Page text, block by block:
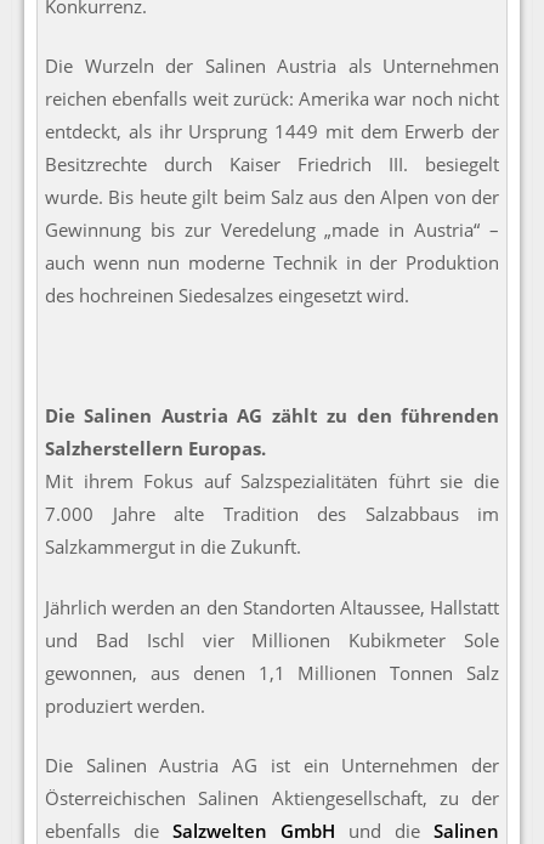
Konkurrenz.
Die Wurzeln der Salinen Austria als Unternehmen
reichen ebenfalls weit zurück: Amerika war noch nicht
entdeckt, als ihr Ursprung 1449 mit dem Erwerb der
Besitzrechte durch Kaiser Friedrich III. besiegelt
wurde. Bis heute gilt beim Salz aus den Alpen von der
Gewinnung bis zur Veredelung „made in Austria“ –
auch wenn nun moderne Technik in der Produktion
des hochreinen Siedesalzes eingesetzt wird.
Die Salinen Austria AG zählt zu den führenden
Salzherstellern Europas.
Mit ihrem Fokus auf Salzspezialitäten führt sie die
7.000 Jahre alte Tradition des Salzabbaus im
Salzkammergut in die Zukunft.
Jährlich werden an den Standorten Altaussee, Hallstatt
und Bad Ischl vier Millionen Kubikmeter Sole
gewonnen, aus denen 1,1 Millionen Tonnen Salz
produziert werden.
Die Salinen Austria AG ist ein Unternehmen der
Österreichischen Salinen Aktiengesellschaft, zu der
ebenfalls die Salzwelten GmbH und die Salinen